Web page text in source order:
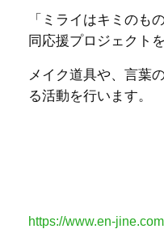
「ミライはキミのも
同応援プロジェクトを
メイク道具や、言葉
る活動を行います。
https://www.en-